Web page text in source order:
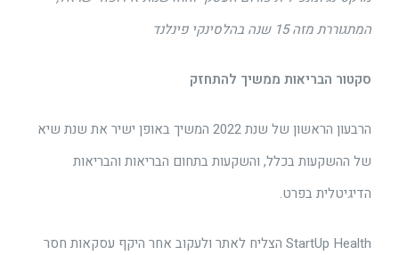
המתגוררת מזה 15 שנה בהלסינקי פינלנד
סקטור הבריאות ממשיך להתחזק
הרבעון הראשון של שנת 2022 המשיך באופן ישיר את שנת שיא
של ההשקעות בכלל, והשקעות בתחום הבריאות והבריאות
הדיגיטלית בפרט.
StartUp Health הצליח לאתר ולעקוב אחר היקף עסקאות חסר